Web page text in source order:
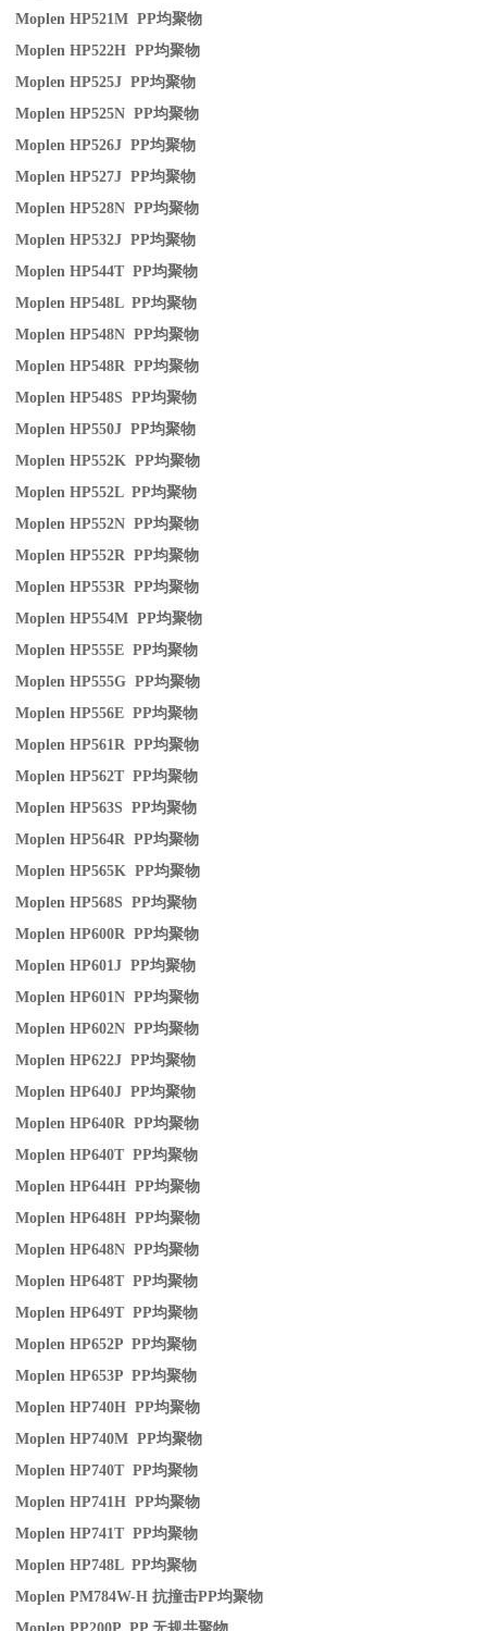
Moplen HP521M PP均聚物
Moplen HP522H PP均聚物
Moplen HP525J PP均聚物
Moplen HP525N PP均聚物
Moplen HP526J PP均聚物
Moplen HP527J PP均聚物
Moplen HP528N PP均聚物
Moplen HP532J PP均聚物
Moplen HP544T PP均聚物
Moplen HP548L PP均聚物
Moplen HP548N PP均聚物
Moplen HP548R PP均聚物
Moplen HP548S PP均聚物
Moplen HP550J PP均聚物
Moplen HP552K PP均聚物
Moplen HP552L PP均聚物
Moplen HP552N PP均聚物
Moplen HP552R PP均聚物
Moplen HP553R PP均聚物
Moplen HP554M PP均聚物
Moplen HP555E PP均聚物
Moplen HP555G PP均聚物
Moplen HP556E PP均聚物
Moplen HP561R PP均聚物
Moplen HP562T PP均聚物
Moplen HP563S PP均聚物
Moplen HP564R PP均聚物
Moplen HP565K PP均聚物
Moplen HP568S PP均聚物
Moplen HP600R PP均聚物
Moplen HP601J PP均聚物
Moplen HP601N PP均聚物
Moplen HP602N PP均聚物
Moplen HP622J PP均聚物
Moplen HP640J PP均聚物
Moplen HP640R PP均聚物
Moplen HP640T PP均聚物
Moplen HP644H PP均聚物
Moplen HP648H PP均聚物
Moplen HP648N PP均聚物
Moplen HP648T PP均聚物
Moplen HP649T PP均聚物
Moplen HP652P PP均聚物
Moplen HP653P PP均聚物
Moplen HP740H PP均聚物
Moplen HP740M PP均聚物
Moplen HP740T PP均聚物
Moplen HP741H PP均聚物
Moplen HP741T PP均聚物
Moplen HP748L PP均聚物
Moplen PM784W-H抗撞击PP均聚物